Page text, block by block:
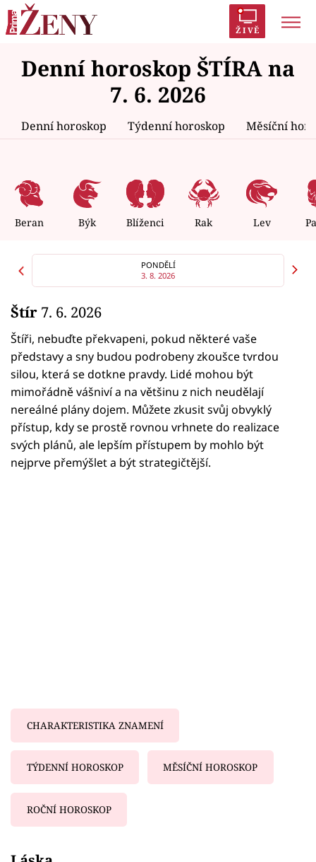
ŽIVĚ
Trendy: Polabí Inspekce Prostřeno!
AYTO?
Zrádci Proměny
Témata
Celebrity
Seriály
Horoskopy
Sledujte prima+
Filmový festival Karlovy Vary
Pořady
Mámy sobě
Denní horoskop ŠTÍRA na
7. 6. 2026
Denní horoskop Týdenní horoskop Měsíční
Beran Býk Blíženci Rak Lev
PONDĚLÍ
3. 8. 2026
Štír 7. 6. 2026
Štíři, nebuďte překvapeni, pokud některé vaše
představy a sny budou podrobeny zkoušce tvrdou
silou, která se dotkne pravdy. Lidé mohou být
mimořádně vášniví a na většinu z nich neudělají
nereálné plány dojem. Můžete zkusit svůj obvyklý
přístup, kdy se prostě rovnou vrhnete do realizace
svých plánů, ale lepším přístupem by mohlo být
nejprve přemýšlet a být strategičtější.
CHARAKTERISTIKA ZNAMENÍ
TÝDENNÍ HOROSKOP MĚSÍČNÍ HOROSKOP
ROČNÍ HOROSKOP